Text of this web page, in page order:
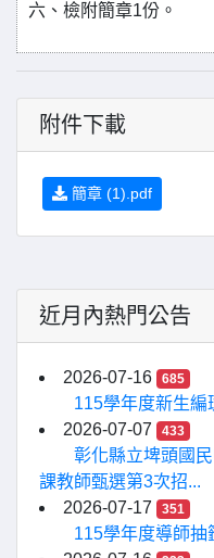
六、檢附簡章1份。
附件下載
簡章 (1).pdf
近月內熱門公告
2026-07-16 685
115學年度新生編
2026-07-07
433
彰化縣立埤頭國
課教師甄選第3次招...
2026-07-17
351
115學年度導師抽